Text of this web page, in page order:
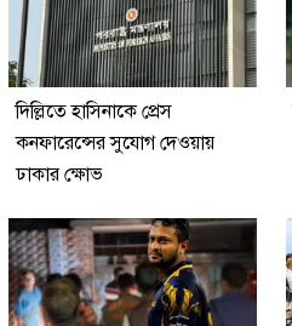
দিল্লিতে হাসিনাকে প্রেস
কনফারেন্সের সুযোগ দেওয়ায়
ঢাকার ক্ষোভ